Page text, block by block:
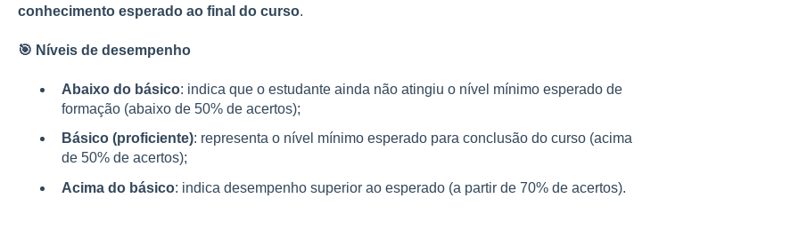
conhecimento esperado ao final do curso.
🎯 Níveis de desempenho
Abaixo do básico: indica que o estudante ainda não atingiu o nível mínimo esperado de
formação (abaixo de 50% de acertos);
Básico (proficiente): representa o nível mínimo esperado para conclusão do curso (acima
de 50% de acertos);
Acima do básico: indica desempenho superior ao esperado (a partir de 70% de acertos).